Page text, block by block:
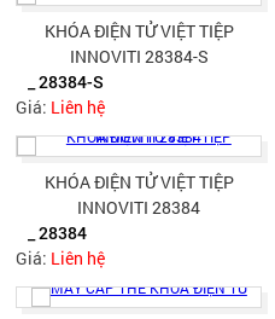
KHÓA ĐIỆN TỬ VIỆT TIỆP
INNOVITI 28384-S
_ 28384-S
Giá: Liên hệ
KHÓA ĐIỆN TỬ VIỆT TIỆP
INNOVITI 28384
_ 28384
Giá: Liên hệ